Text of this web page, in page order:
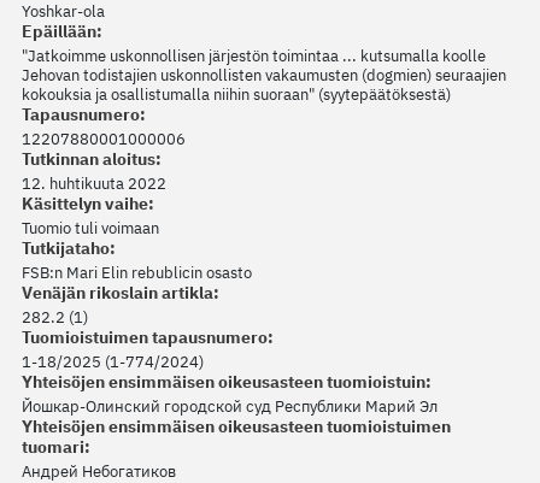
Yoshkar-ola
Epäillään:
"Jatkoimme uskonnollisen järjestön toimintaa ... kutsumalla koolle
Jehovan todistajien uskonnollisten vakaumusten (dogmien) seuraajien
kokouksia ja osallistumalla niihin suoraan" (syytepäätöksestä)
Tapausnumero:
12207880001000006
Tutkinnan aloitus:
12. huhtikuuta 2022
Käsittelyn vaihe:
Tuomio tuli voimaan
Tutkijataho:
FSB:n Mari Elin rebublicin osasto
Venäjän rikoslain artikla:
282.2 (1)
Tuomioistuimen tapausnumero:
1-18/2025 (1-774/2024)
Yhteisöjen ensimmäisen oikeusasteen tuomioistuin:
Йошкар-Олинский городской суд Республики Марий Эл
Yhteisöjen ensimmäisen oikeusasteen tuomioistuimen
tuomari:
Андрей Небогатиков